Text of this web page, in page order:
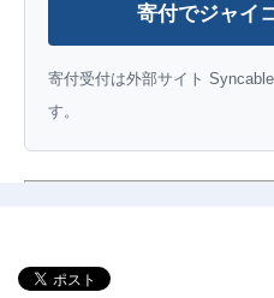
寄付でジャイ
寄付受付は外部サイト
す。